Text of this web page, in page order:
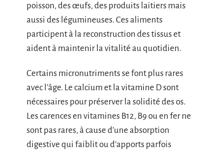
poisson, des œufs, des produits laitiers mais
aussi des légumineuses. Ces aliments
participent à la reconstruction des tissus et
aident à maintenir la vitalité au quotidien.
Certains micronutriments se font plus rares
avec l’âge. Le calcium et la vitamine D sont
nécessaires pour préserver la solidité des os.
Les carences en vitamines B12, B9 ou en fer ne
sont pas rares, à cause d’une absorption
digestive qui faiblit ou d’apports parfois